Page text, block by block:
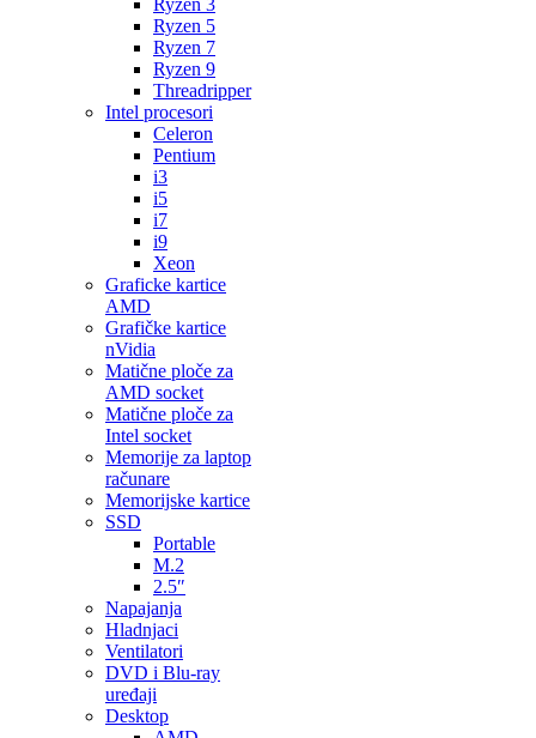
Ryzen 3
Ryzen 5
Ryzen 7
Ryzen 9
Threadripper
Intel procesori
Celeron
Pentium
i3
i5
i7
i9
Xeon
Graficke kartice
AMD
Grafičke kartice
nVidia
Matične ploče za
AMD socket
Matične ploče za
Intel socket
Memorije za laptop
računare
Memorijske kartice
SSD
Portable
M.2
2.5″
Napajanja
Hladnjaci
Ventilatori
DVD i Blu-ray
uređaji
Desktop